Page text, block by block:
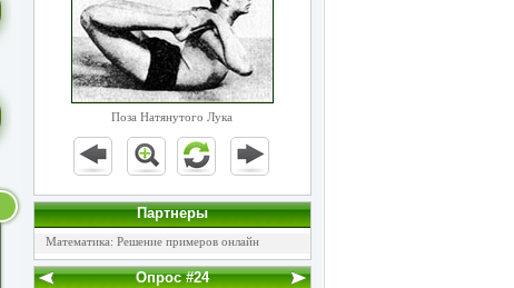
Поза Натянутого Лука
Партнеры
Математика: Решение примеров онлайн
Опрос #24